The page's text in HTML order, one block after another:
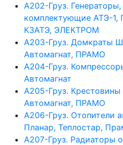
А202-Груз.
комплектующие АТЭ-
КЗАТЭ, ЭЛЕКТРОМ
А203-Груз. Домкраты
Автомагнат, ПРАМО
А204-Груз.
Автомагнат
А205-Груз.
Автомагнат, ПРАМО
А206-Груз. Отопители
Планар, Теплостар,
А207-Груз. Радиаторы